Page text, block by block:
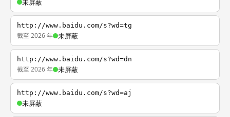
未屏蔽
http://www.baidu.com/s?wd=tg
截至 2026 年 未屏蔽
http://www.baidu.com/s?wd=dn
截至 2026 年 未屏蔽
http://www.baidu.com/s?wd=aj
未屏蔽